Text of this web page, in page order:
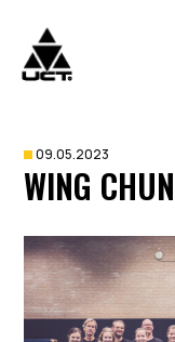
09.05.2023
WING